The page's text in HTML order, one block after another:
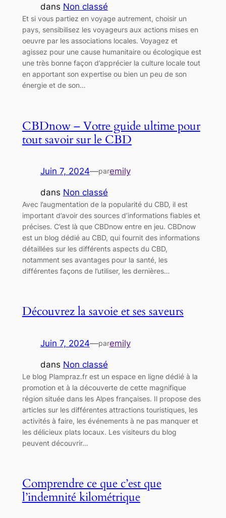
dans Non classé
Et si vous partiez en voyage autrement, choisir un
pays, sensibilisez les voyageurs aux actions mises en
oeuvre par les associations locales. Voyagez et
agissez pour une cause humanitaire ou écologique est
une très bonne façon d’apprécier la culture locale tout
en apportant son expertise ou bien un peu de son
énergie et de son…
CBDnow – Votre guide ultime pour
tout savoir sur le CBD
Juin 7, 2024—paremily
dans Non classé
Avec l’augmentation de la popularité du CBD, il est
important d’avoir des sources d’informations fiables et
précises. C’est là que CBDnow entre en jeu. CBDnow
est un blog dédié au CBD, qui fournit des informations
détaillées sur les différents aspects du CBD,
notamment ses avantages pour la santé, les
différentes façons de l’utiliser, les dernières…
Découvrez la savoie et ses saveurs
Juin 7, 2024—paremily
dans Non classé
Le blog Plampraz.fr est un espace en ligne dédié à la
promotion et à la découverte de cette magnifique
région située dans les Alpes françaises. Il propose des
articles sur les différentes attractions touristiques, les
activités à faire, les événements à ne pas manquer et
les délicieux plats locaux. Les visiteurs du blog
peuvent découvrir…
Comprendre ce que c’est que
l’indemnité kilométrique